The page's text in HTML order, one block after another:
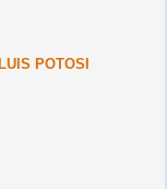
POTOSI